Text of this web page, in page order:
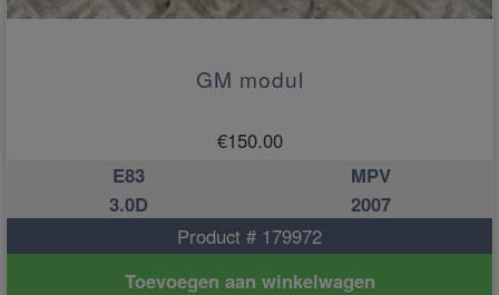
GM modul
€150.00
E83
MPV
3.0D
2007
Product # 179972
Toevoegen aan winkelwagen